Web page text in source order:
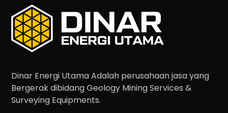
Dinar Energi Utama Adalah perusahaan jasa yang
Bergerak dibidang Geology Mining Services &
Surveying Equipments.